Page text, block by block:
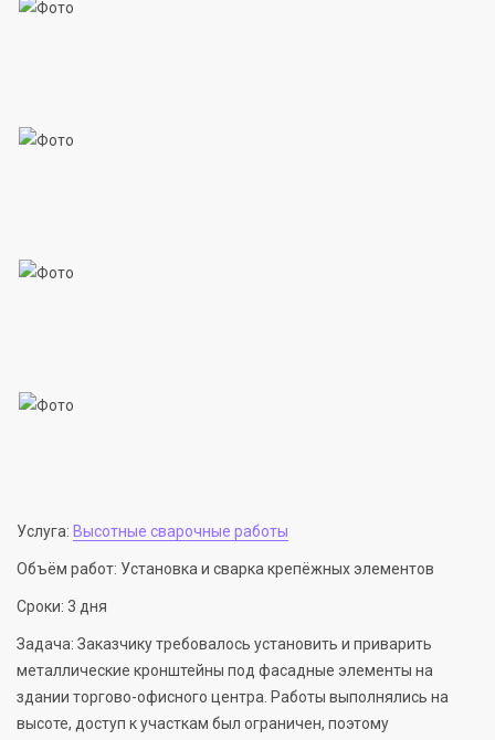
Услуга: Высотные сварочные работы
Объём работ: Установка и сварка крепёжных элементов
Сроки: 3 дня
Задача: Заказчику требовалось установить и приварить
металлические кронштейны под фасадные элементы на
здании торгово-офисного центра. Работы выполнялись на
высоте, доступ к участкам был ограничен, поэтому